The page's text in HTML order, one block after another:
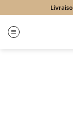
au